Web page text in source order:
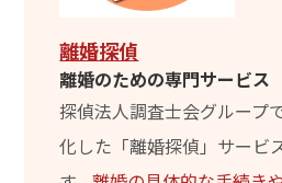
離婚探偵
離婚のための専門サービス
探偵法人調査士会グループ
化した「離婚探偵」サービ